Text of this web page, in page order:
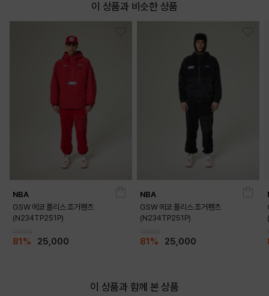
이 상품과 비슷한 상품
NBA
GSW 에코 플리스 조거팬츠
(N234TP251P)
81% 25,000
NBA
GSW 에코 플리스 조거팬츠
(N234TP251P)
81% 25,000
이 상품과 함께 본 상품